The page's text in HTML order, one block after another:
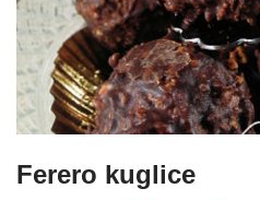
Ferero kuglice